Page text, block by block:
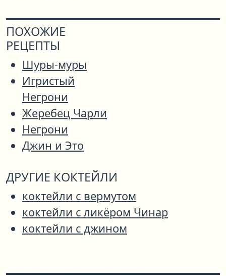
ПОХОЖИЕ
РЕЦЕПТЫ
Шуры-муры
Игристый
Негрони
Жеребец Чарли
Негрони
Джин и Это
ДРУГИЕ КОКТЕЙЛИ
коктейли с вермутом
коктейли с ликёром Чинар
коктейли с джином